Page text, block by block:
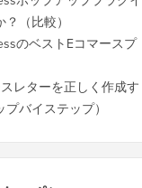
（比較）
のベストEコマースプ
レターを正しく作成す
バイステップ）